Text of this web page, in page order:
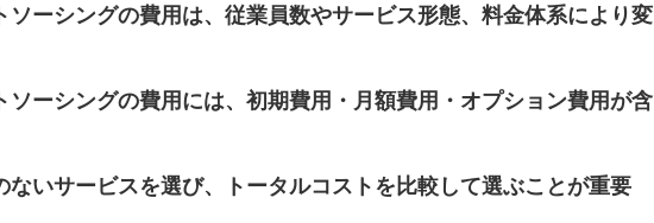
ソーシングの費用は、従業員数やサービス形態、料金体系により変
ソーシングの費用には、初期費用・月額費用・オプション費用が含
ないサービスを選び、トータルコストを比較して選ぶことが重要